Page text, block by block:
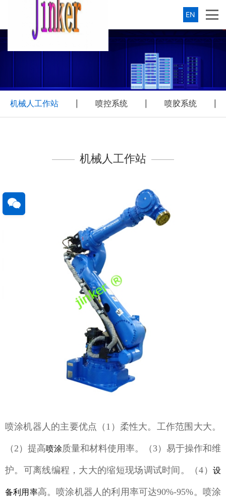
EN
机械人工作站 喷控系统 喷胶系统
机械人工作站
喷涂机器人的主要优点（1）柔性大。工作范围大大。
（2）提高喷涂质量和材料使用率。（3）易于操作和维
护。可离线编程，大大的缩短现场调试时间。（4） 设
备利用率高。喷涂机器人的利用率可达90%-95%。喷涂